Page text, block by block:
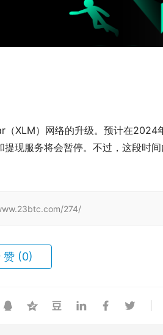
XLM）网络的升级。预计在2024
现服务将会暂停。不过，这段时
274/
赞 (0)